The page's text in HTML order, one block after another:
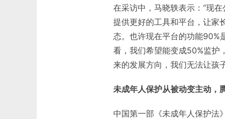
在采访中，马晓轶表示：“现
提供更好的工具和平台，让家
态。也许现在平台的功能90%
看，我们希望能变成50%监护
来的发展方向，我们无法让孩
未成年人保护从被动变主动，
中国第一部《未成年人保护法